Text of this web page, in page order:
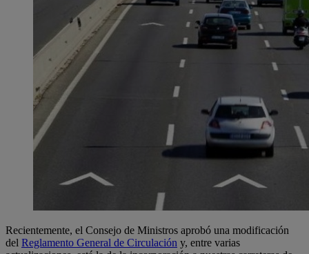
Recientemente, el Consejo de Ministros aprobó una modificación
del Reglamento General de Circulación y, entre varias